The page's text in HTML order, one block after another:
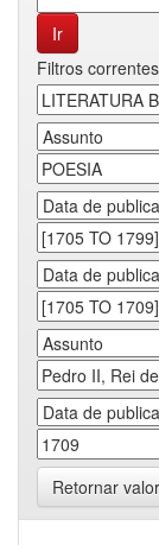
Filtros
Retornar